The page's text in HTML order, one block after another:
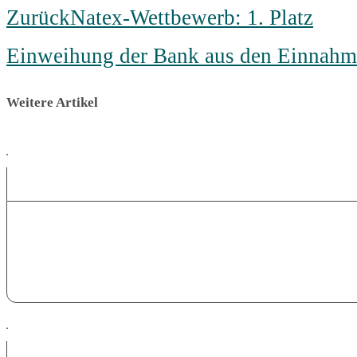
ZurückNatex-Wettbewerb: 1. Platz
Einweihung der Bank aus den
Weitere Artikel